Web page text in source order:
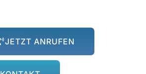
JETZT ANRUFEN